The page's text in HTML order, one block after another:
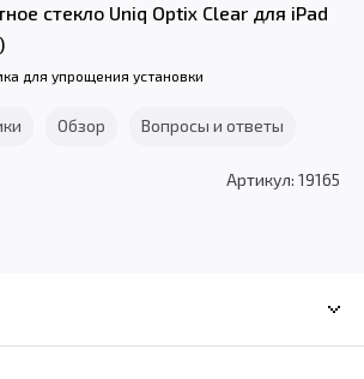
стекло Uniq Optix Clear для iPad
для упрощения установки
Обзор Вопросы и ответы
Артикул: 19165